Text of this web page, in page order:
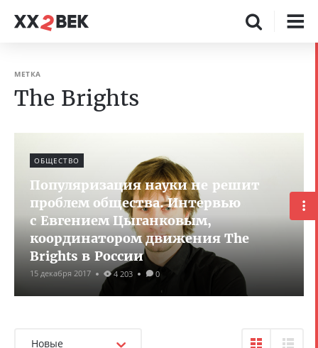
МЕТКА
The Brights
ОБЩЕСТВО
Популяризация науки не решит
проблем общества. Интервью
с Евгением Цыганковым,
координатором движения The
Brights в России
15 декабря 2017 4 203 0
Новые